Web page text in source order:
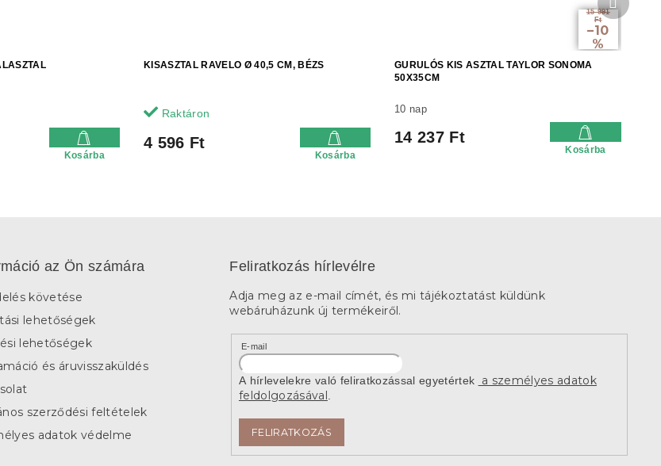
Kosárba
KISASZTAL RAVELO Ø 40,5 CM, BÉZS
Raktáron
4 596 Ft
Kosárba
15 991
Ft
–10
%
GURULÓS KIS ASZTAL TAYLOR SONOMA
50X35CM
10 nap
14 237 Ft
Kosárba
termék
az Ön számára
követése
lehetőségek
lehetőségek
és áruvisszaküldés
szerződési feltételek
adatok védelme
Feliratkozás hírlevélre
Adja meg az e-mail címét, és mi tájékoztatást küldünk
webáruházunk új termékeiről.
E-mail
A hírlevelekre való feliratkozással egyetértek
a személyes adatok
feldolgozásával
FELIRATKOZÁS